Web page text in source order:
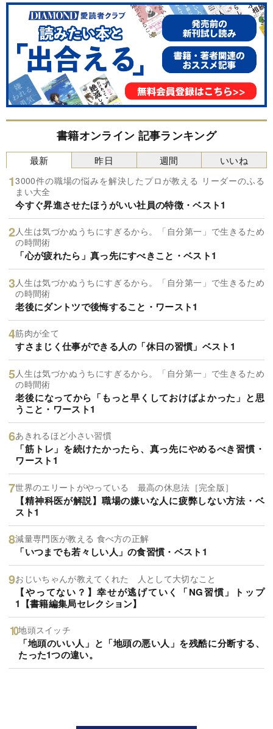
書籍オンライン 記事ランキング
最新
3000件の職場の悩みを解決したプロが教える リーダーのふる
まい大全
今すぐ昇進させたほうがいい社員の特徴・ベスト1
人生は気づかぬうちにすぎるから。「自分第一」で生きるため
の時間術
「心が疲れたら」真っ先にすべきこと・ベスト1
人生は気づかぬうちにすぎるから。「自分第一」で生きるため
の時間術
老後にダントツで後悔すること・ワースト1
筋肉が全て
すさまじく仕事ができる人の「休日の習慣」ベスト1
人生は気づかぬうちにすぎるから。「自分第一」で生きるため
の時間術
老後になってから「もっと早くしておけばよかった」と思
うこと・ワースト1
あきれるほど小さい習慣
「筋トレ」を続けたかったら、真っ先にやめるべき習慣・
ワースト1
世界のエリートがやっている 最高の休息法［完全版］
【精神科医が解説】職場の嫌いな人に疲弊しない方法・ベ
スト1
減量専門医が教える 食べ方の正解
「いつまでも若々しい人」の食習慣・ベスト1
おじいちゃんが教えてくれた 人として大切なこと
【やってない？】幸せが逃げていく「NG習慣」トップ
1【書籍編集局セレクション】
地頭スイッチ
「地頭のいい人」と「地頭の悪い人」を残酷に分断する、
たった1つの違い。
昨日 週間 いいね